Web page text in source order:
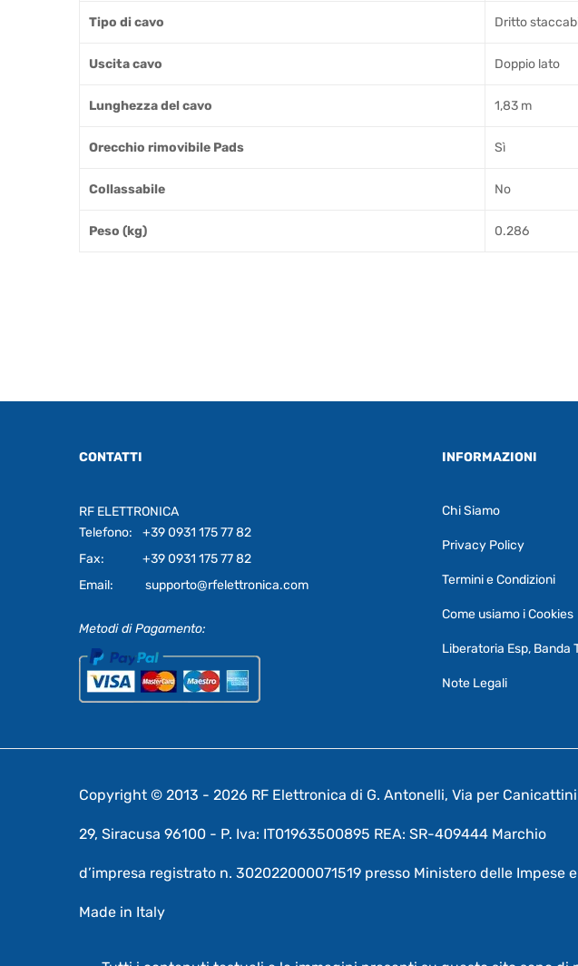
Tipo di cavo Dritto
Uscita cavo Doppio lato
Lunghezza del cavo 1,83 m
Orecchio rimovibile Pads Sì
Collassabile No
Peso (kg) 0.286
CONTATTI
RF ELETTRONICA
Telefono:
+39 0931 175 77 82
Fax:
+39 0931 175 77 82
Email:
supporto@rfelettronica.com
Metodi di Pagamento:
INFORMAZIONI
Chi Siamo
Privacy Policy
Termini e Condizioni
Come usiamo i Cookies
Liberatoria Esp, Banda
Note Legali
Copyright © 2013 - 2026 RF Elettronica di G. Antonelli, Via per Canicattini
29, Siracusa 96100 - P. Iva: IT01963500895 REA: SR-409444 Marchio
d’impresa registrato n. 302022000071519 presso Ministero delle Impese e
Made in Italy